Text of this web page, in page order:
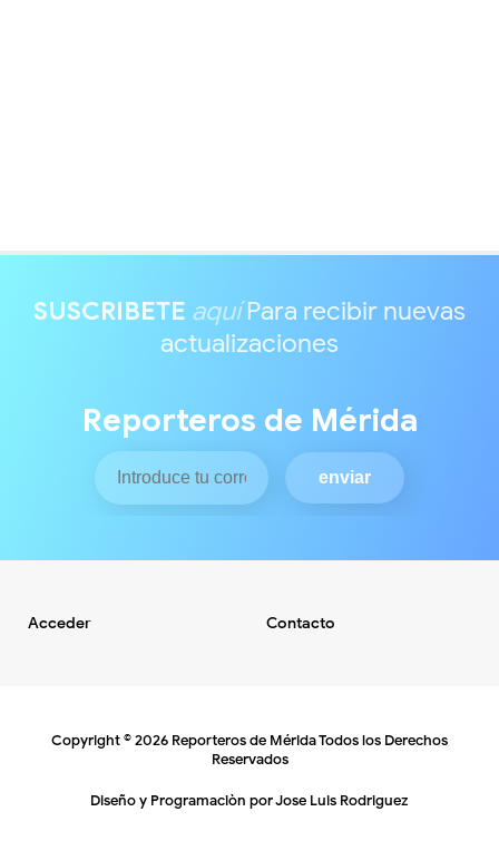
SUSCRIBETE aquíPara recibir nuevas
actualizaciones
Reporteros de Mérida
Acceder Contacto
Copyright ©2026 Reporteros de MéridaTodos los Derechos
Reservados
Diseño y Programaciòn porJose Luis Rodriguez